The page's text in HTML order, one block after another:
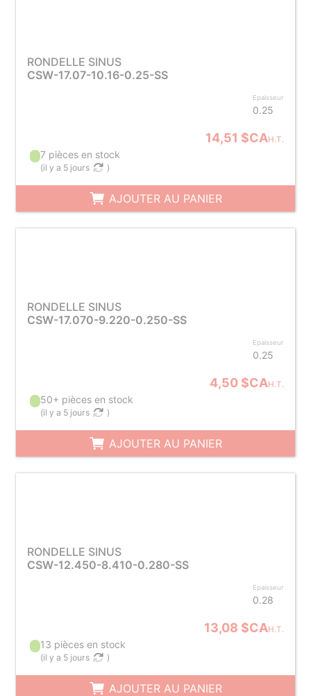
RONDELLE SINUS
CSW-17.07-10.16-0.25-SS
Epaisseur
0.25
14,51 $CAH.T.
7 pièces en stock
(il y a 5 jours )
AJOUTER AU PANIER
RONDELLE SINUS
CSW-17.070-9.220-0.250-SS
Epaisseur
0.25
4,50 $CAH.T.
50+ pièces en stock
(il y a 5 jours )
AJOUTER AU PANIER
RONDELLE SINUS
CSW-12.450-8.410-0.280-SS
Epaisseur
0.28
13,08 $CAH.T.
13 pièces en stock
(il y a 5 jours )
AJOUTER AU PANIER